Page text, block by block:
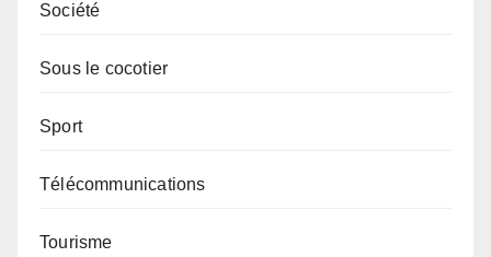
Société
Sous le cocotier
Sport
Télécommunications
Tourisme